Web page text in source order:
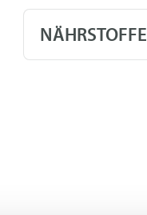
NÄHRSTOFFE